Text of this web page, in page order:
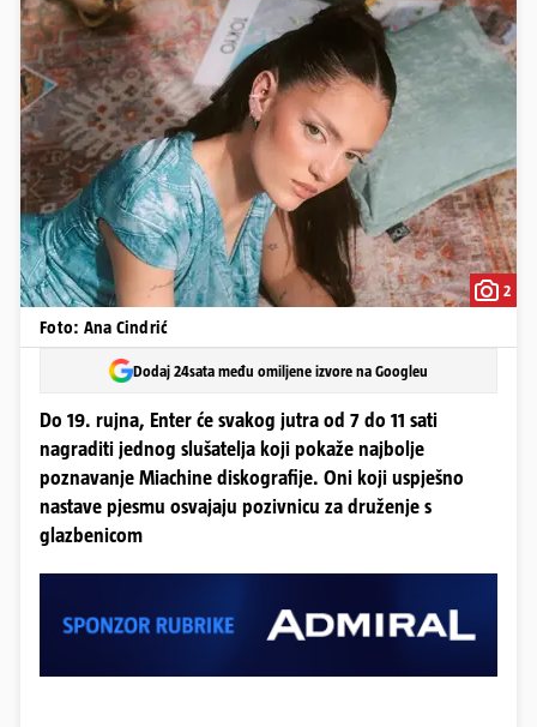
2
Foto: Ana Cindrić
Dodaj 24sata među omiljene izvore na Googleu
Do 19. rujna, Enter će svakog jutra od 7 do 11 sati
nagraditi jednog slušatelja koji pokaže najbolje
poznavanje Miachine diskografije. Oni koji uspješno
nastave pjesmu osvajaju pozivnicu za druženje s
glazbenicom